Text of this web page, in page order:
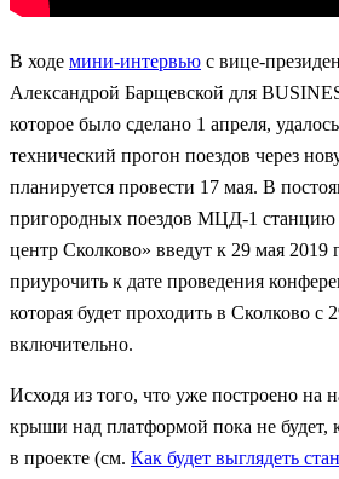
В ходе мини-интервью с вице-
Александрой Барщевской для
которое было сделано 1 апреля,
технический прогон поездов через
планируется провести 17 мая. В
пригородных поездов МЦД-1
центр Сколково» введут к 29 мая 2019
приурочить к дате проведения
которая будет проходить в Сколково с
включительно.
Исходя из того, что уже построено на
крыши над платформой пока не будет,
в проекте (см. Как будет выглядеть